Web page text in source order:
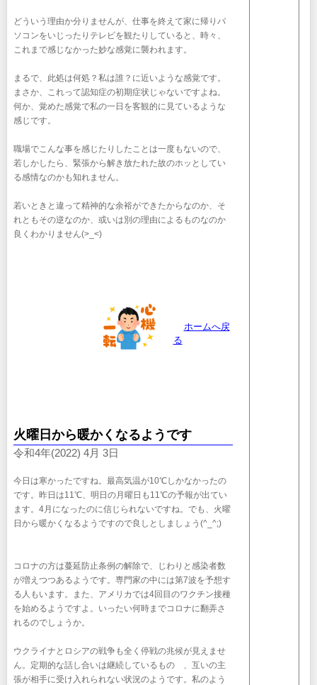
どういう理由か分りませんが、仕事を終えて家に帰りパ
ソコンをいじったりテレビを観たりしていると、時々、
これまで感じなかった妙な感覚に襲われます。
まるで、此処は何処？私は誰？に近いような感覚です。
まさか、これって認知症の初期症状じゃないですよね。
何か、覚めた感覚で私の一日を客観的に見ているような
感じです。
職場でこんな事を感じたりしたことは一度もないので、
若しかしたら、緊張から解き放たれた故のホッとしてい
る感情なのかも知れません。
若いときと違って精神的な余裕ができたからなのか、そ
れともその逆なのか、或いは別の理由によるものなのか
良くわかりません(>_<)
ホームへ戻
る
火曜日から暖かくなるようです
令和4年(2022) 4月 3日
今日は寒かったですね。最高気温が10℃しかなかったの
です。昨日は11℃、明日の月曜日も11℃の予報が出てい
ます。4月になったのに信じられないですね。でも、火曜
日から暖かくなるようですので良しとしましょう(^_^;)
コロナの方は蔓延防止条例の解除で、じわりと感染者数
が増えつつあるようです。専門家の中には第7波を予想す
る人もいます。また、アメリカでは4回目のワクチン接種
を始めるようですよ。いったい何時までコロナに翻弄さ
れるのでしょうか。
ウクライナとロシアの戦争も全く停戦の兆候が見えませ
ん。定期的な話し合いは継続しているものゝ、互いの主
張が相手に受け入れられない状況のようです。私のよう